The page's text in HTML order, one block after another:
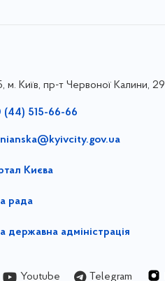
м. Київ, пр-т Червоної Калини, 29
(44) 515-66-66
Києва
рада
державна адміністрація
Youtube Telegram